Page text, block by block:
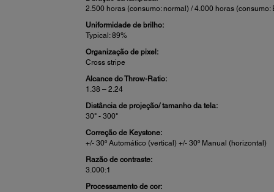
2.500 horas (consumo: normal) / 4.000 horas (consumo:
Uniformidade de brilho:
Typical: 89%
Organização de pixel:
Cross stripe
Alcance do Throw-Ratio:
1.38 – 2.24
Distância de projeção/ tamanho da tela:
30" - 300"
Correção de Keystone:
+/- 30º Automático (vertical) +/- 30º Manual (horizontal)
Razão de contraste:
3.000:1
Processamento de cor: